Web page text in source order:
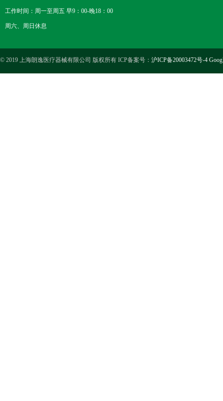
工作时间：周一至周五 早9：00-晚18：00
周六、周日休息
© 2019 上海朗逸医疗器械有限公司 版权所有 ICP备案号： 沪ICP备20003472号-4